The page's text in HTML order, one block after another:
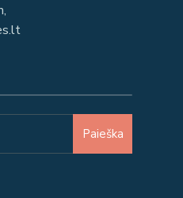
Paieška